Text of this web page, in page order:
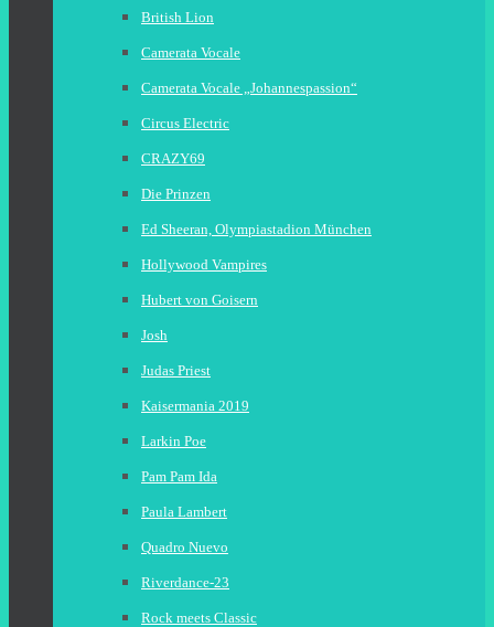
British Lion
Camerata Vocale
Camerata Vocale „Johannespassion“
Circus Electric
CRAZY69
Die Prinzen
Ed Sheeran, Olympiastadion München
Hollywood Vampires
Hubert von Goisern
Josh
Judas Priest
Kaisermania 2019
Larkin Poe
Pam Pam Ida
Paula Lambert
Quadro Nuevo
Riverdance-23
Rock meets Classic